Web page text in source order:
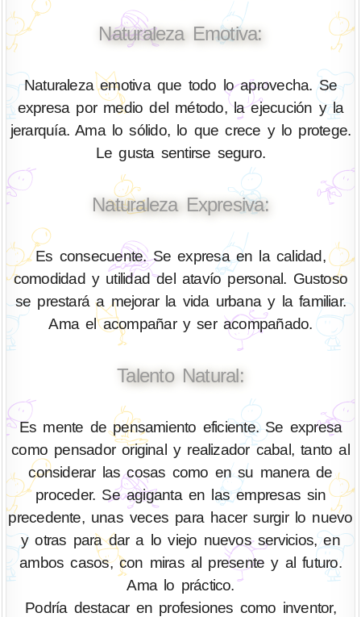
Naturaleza Emotiva:
Naturaleza emotiva que todo lo aprovecha. Se
expresa por medio del método, la ejecución y la
jerarquía. Ama lo sólido, lo que crece y lo protege.
Le gusta sentirse seguro.
Naturaleza Expresiva:
Es consecuente. Se expresa en la calidad,
comodidad y utilidad del atavío personal. Gustoso
se prestará a mejorar la vida urbana y la familiar.
Ama el acompañar y ser acompañado.
Talento Natural:
Es mente de pensamiento eficiente. Se expresa
como pensador original y realizador cabal, tanto al
considerar las cosas como en su manera de
proceder. Se agiganta en las empresas sin
precedente, unas veces para hacer surgir lo nuevo
y otras para dar a lo viejo nuevos servicios, en
ambos casos, con miras al presente y al futuro.
Ama lo práctico.
Podría destacar en profesiones como inventor,